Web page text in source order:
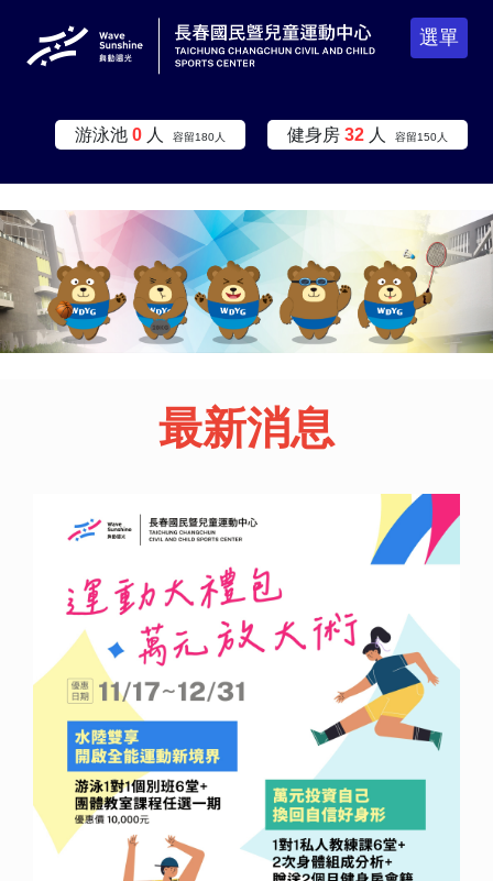
選單
健身房 32 人 容留150人
游泳池 0 人 容留180人
最新消息